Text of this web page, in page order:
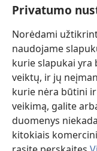
Privatumo
Norėdami
naudojame
kurie slapukai
veiktų, ir jų
kurie nėra būtini
veikimą, galite
duomenys
kitokiais
(atsiveria
naujas
langas)Sargybos bokšto
(atsiveria
naujas
langas)JW Hub ®
(atsiveria
naujas
langas)JW Library
Watchtower Library